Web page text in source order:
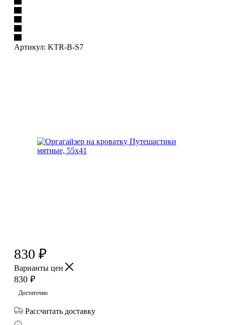
Артикул: KTR-B-S7
830 ₽
Варианты цен
830 ₽
Достаточно
Рассчитать доставку